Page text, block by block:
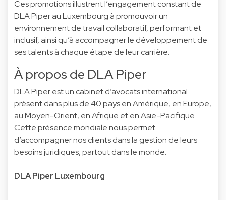
Ces promotions illustrent l’engagement constant de
DLA Piper au Luxembourg à promouvoir un
environnement de travail collaboratif, performant et
inclusif, ainsi qu’à accompagner le développement de
ses talents à chaque étape de leur carrière.
À propos de DLA Piper
DLA Piper est un cabinet d’avocats international
présent dans plus de 40 pays en Amérique, en Europe,
au Moyen-Orient, en Afrique et en Asie-Pacifique.
Cette présence mondiale nous permet
d’accompagner nos clients dans la gestion de leurs
besoins juridiques, partout dans le monde.
DLA Piper Luxembourg